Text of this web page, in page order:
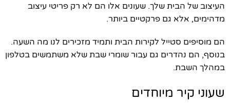
העיצוב של הבית שלך. שעונים אלו הם לא רק פריטי עיצוב
מדהימים, אלא גם פרקטיים ביותר.
הם מוסיפים סטייל לקירות הבית ותמיד מזכירים לנו מה השעה.
בנוסף, הם נהדרים גם עבור שומרי שבת שלא משתמשים בטלפון
במהלך השבת.
שעוני קיר מיוחדים